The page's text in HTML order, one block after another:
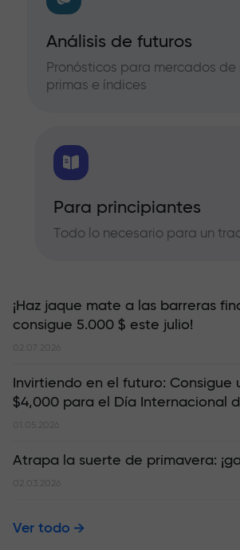
Análisis de futuros
Pronósticos para mercados de
primas e índices
Para principiantes
Todo lo necesario para un
¡Haz jaque mate a las barreras
consigue 5.000 $ este julio!
02.07.2026
Invirtiendo en el futuro: Consigue
$4,000 para el Día Internacional
01.05.2026
Atrapa la suerte de primavera:
02.03.2026
Ver todo